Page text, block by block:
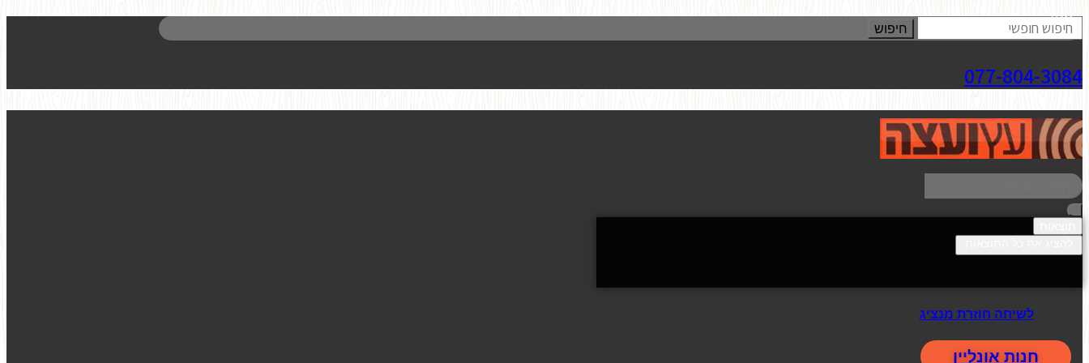
חיפוש
077-804-3084
לשיחה חוזרת מנציג
חנות אונליין
סגור